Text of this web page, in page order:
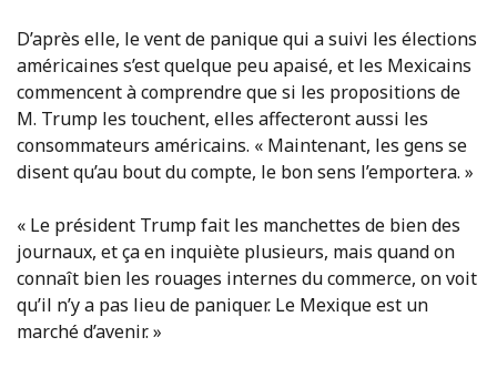
D’après elle, le vent de panique qui a suivi les élections
américaines s’est quelque peu apaisé, et les Mexicains
commencent à comprendre que si les propositions de
M. Trump les touchent, elles affecteront aussi les
consommateurs américains. « Maintenant, les gens se
disent qu’au bout du compte, le bon sens l’emportera. »
« Le président Trump fait les manchettes de bien des
journaux, et ça en inquiète plusieurs, mais quand on
connaît bien les rouages internes du commerce, on voit
qu’il n’y a pas lieu de paniquer. Le Mexique est un
marché d’avenir. »